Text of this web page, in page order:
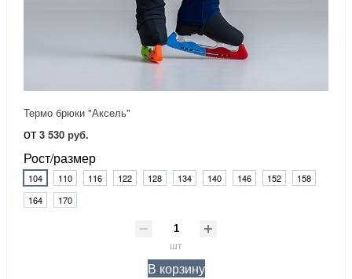
Термо брюки "Аксель"
от 3 530 руб.
Рост/размер
104 110 116 122 128 134 140 146 152
158
164
170
шт
В корзину